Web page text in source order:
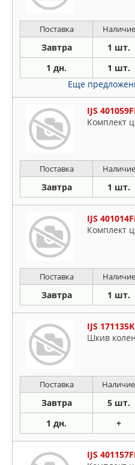
Поставка Наличие
Завтра 1 шт.
1 дн. 1 шт.
Еще
IJS
Комплект
Поставка Наличие
Завтра 1 шт.
IJS
Комплект
Поставка Наличие
Завтра 1 шт.
IJS
Шкив
Поставка Наличие
Завтра 5 шт.
1 дн. +
IJS